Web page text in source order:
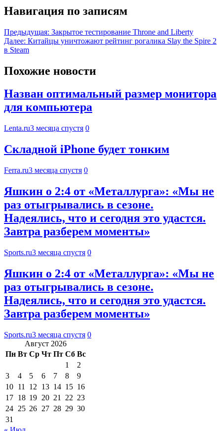
Навигация по записям
Предыдущая: Закрытое тестирование Throne and Liberty
Далее: Китайцы уничтожают рейтинг рогалика Slay the Spire 2
в Steam
Похожие новости
Назван оптимальный размер монитора
для компьютера
Lenta.ru3 месяца спустя 0
Складной iPhone будет тонким
Ferra.ru3 месяца спустя 0
Яшкин о 2:4 от «Металлурга»: «Мы не
раз отыгрывались в сезоне.
Надеялись, что и сегодня это удастся.
Завтра разберем моменты»
Sports.ru3 месяца спустя 0
Яшкин о 2:4 от «Металлурга»: «Мы не
раз отыгрывались в сезоне.
Надеялись, что и сегодня это удастся.
Завтра разберем моменты»
Sports.ru3 месяца спустя 0
Август 2026
Пн Вт Ср Чт Пт Сб Вс
1
2
3
4 5 6 7 8
9
10 11 12 13 14 15 16
17 18 19 20 21 22 23
24 25 26 27 28 29 30
31